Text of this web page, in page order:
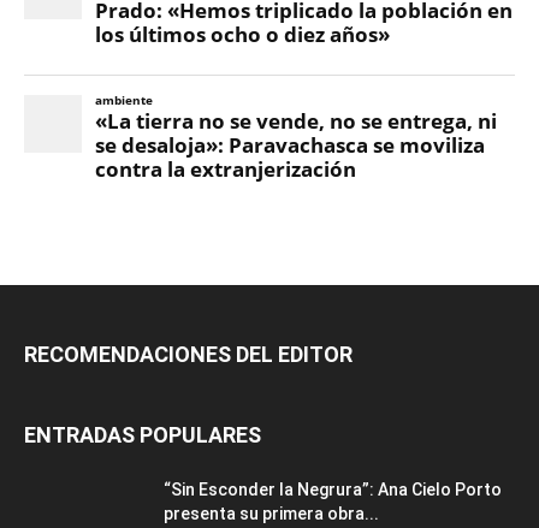
RECOMENDACIONES DEL EDITOR
ENTRADAS POPULARES
“Sin Esconder la Negrura”: Ana Cielo Porto
presenta su primera obra...